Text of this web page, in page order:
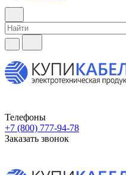
Телефоны
+7 (800) 777-94-78
Заказать звонок